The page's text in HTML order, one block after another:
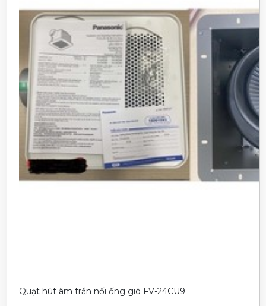
Quạt hút âm trần nối ống gió FV-24CU9